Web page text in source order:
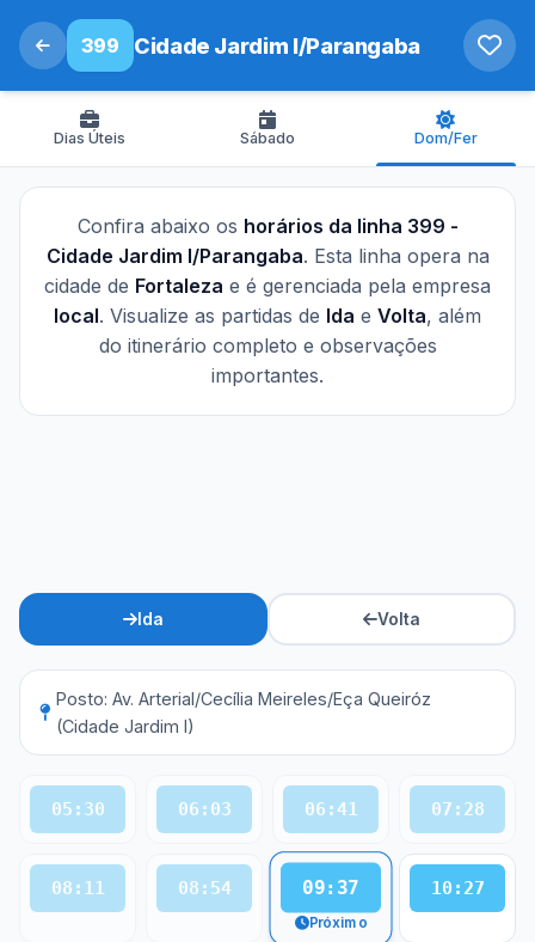
399 Cidade Jardim I/Parangaba
Dias Úteis Sábado Dom/Fer
Confira abaixo os horários da linha 399 -
Cidade Jardim I/Parangaba. Esta linha opera na
cidade de Fortaleza e é gerenciada pela empresa
local. Visualize as partidas de Ida e Volta, além
do itinerário completo e observações
importantes.
Ida Volta
Posto: Av. Arterial/Cecília Meireles/Eça Queiróz
(Cidade Jardim I)
05:30 06:03 06:41 07:28
08:11 08:54 09:37
Próximo
10:27